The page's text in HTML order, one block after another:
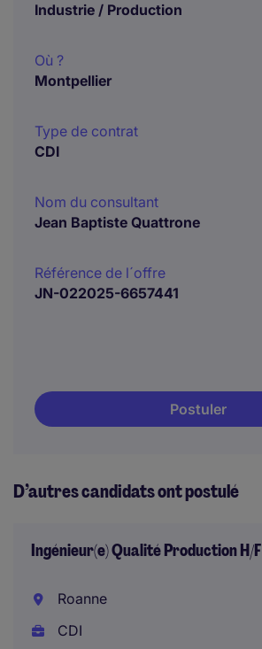
Industrie / Production
Où ?
Montpellier
Type de contrat
CDI
Nom du consultant
Jean Baptiste Quattrone
Référence de l´offre
JN-022025-6657441
Postuler
D’autres candidats ont postulé
Ingénieur(e) Qualité Production H/F
Roanne
CDI